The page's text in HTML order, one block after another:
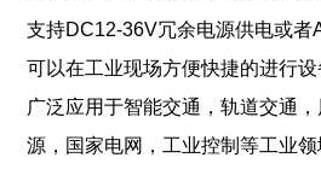
支持DC12-36V冗余电源供电或者
可以在工业现场方便快捷的进行
广泛应用于智能交通，轨道交通
源，国家电网，工业控制等工业领